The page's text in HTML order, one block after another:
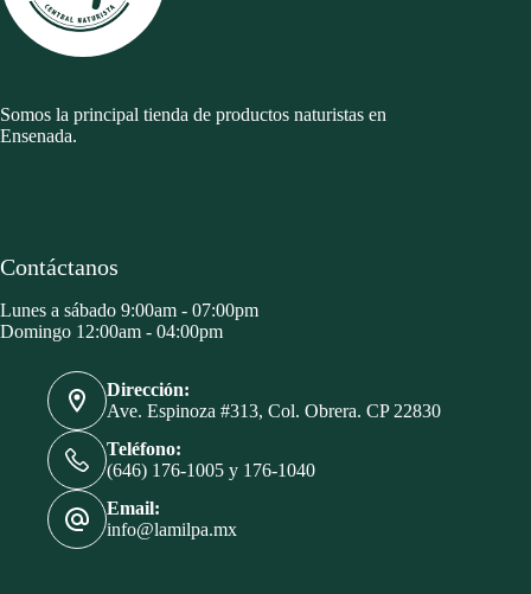
Somos la principal tienda de productos naturistas en
Ensenada.
Contáctanos
Lunes a sábado 9:00am - 07:00pm
Domingo 12:00am - 04:00pm
Dirección:
Ave. Espinoza #313, Col. Obrera. CP 22830
Teléfono:
(646) 176-1005 y 176-1040
Email:
info@lamilpa.mx